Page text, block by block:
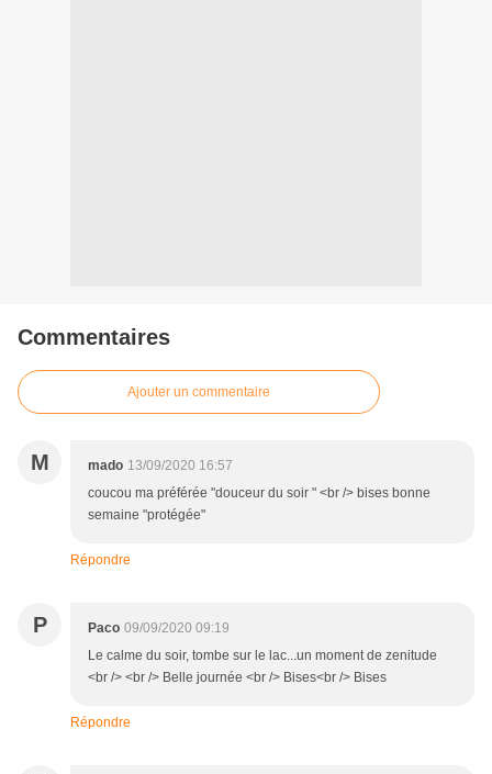
Commentaires
Ajouter un commentaire
M mado 13/09/2020 16:57
coucou ma préférée "douceur du soir " <br /> bises bonne
semaine "protégée"
Répondre
P Paco 09/09/2020 09:19
Le calme du soir, tombe sur le lac...un moment de zenitude
<br /> <br /> Belle journée <br /> Bises<br /> Bises
Répondre